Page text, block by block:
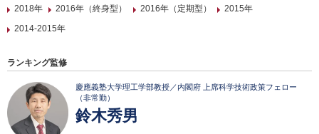
2018年
2016年（終身型） 2016年（定期型）
2015年
2014-2015年
ランキング監修
慶應義塾大学理工学部教授／内閣府 上席科学技術政策フェロー
（非常勤）
鈴木秀男